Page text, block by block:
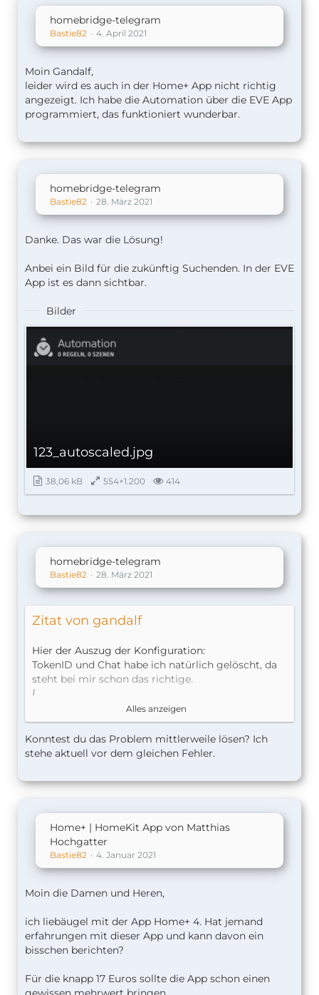
then tap on "Add to Home Screen" link and
confirm the action by tapping the "Add" button.
The icon will appear among other apps on the
Hotspot setting with one touch.
homebridge-telegram
Bastie82 4. April 2021
Moin Gandalf,
leider wird es auch in der Home+ App nicht richtig
angezeigt. Ich habe die Automation über die EVE App
programmiert, das funktioniert wunderbar.
homebridge-telegram
Bastie82 28. März 2021
Danke. Das war die Lösung!
Anbei ein Bild für die zukünftig Suchenden. In der EVE
App ist es dann sichtbar.
Bilder
123_autoscaled.jpg
38,06 kB 554×1.200 414
homebridge-telegram
Bastie82 28. März 2021
Zitat von gandalf
Hier der Auszug der Konfiguration:
TokenID und Chat habe ich natürlich gelöscht, da
steht bei mir schon das richtige.
{
"Telegram",
"bots": [
{
"name":"HomeKitBot",
"chat":"ID",
"notifications"
"mode":"Markdown"
"*Hi!*",
"Hey mate!"
]
},
"mode":"HTML",
Alles anzeigen
Konntest du das Problem mittlerweile lösen? Ich
stehe aktuell vor dem gleichen Fehler.
Home+ | HomeKit App von Matthias
Hochgatter
Bastie82 4. Januar 2021
Moin die Damen und Heren,
ich liebäugel mit der App Home+ 4. Hat jemand
erfahrungen mit dieser App und kann davon ein
bisschen berichten?
Für die knapp 17 Euros sollte die App schon einen